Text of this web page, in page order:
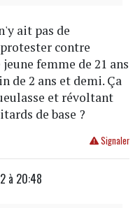
ait pas de
contre
femme de 21 ans
de 2 ans et demi. Ça
et révoltant
de base ?
Signaler
à 20:48